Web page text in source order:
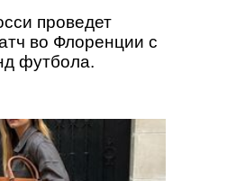
проведет
во Флоренции с
футбола.